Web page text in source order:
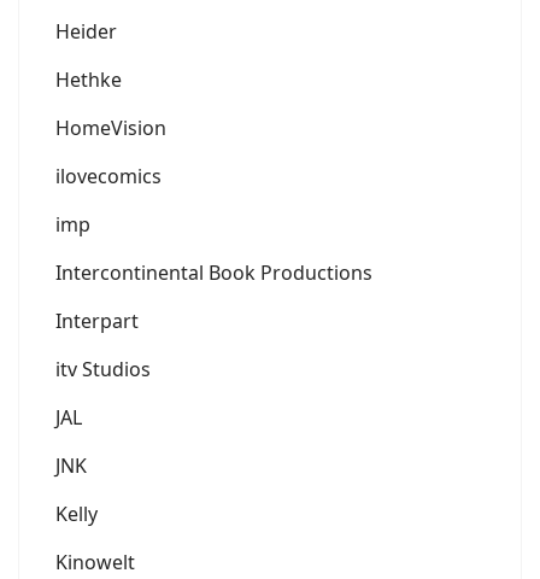
Heider
Hethke
HomeVision
ilovecomics
imp
Intercontinental Book Productions
Interpart
itv Studios
JAL
JNK
Kelly
Kinowelt